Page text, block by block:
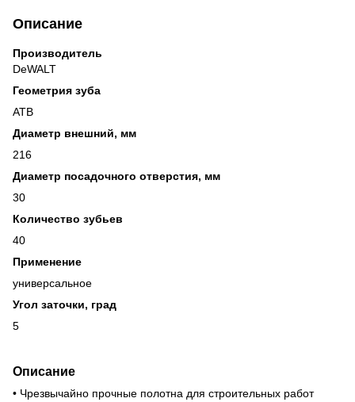
Описание
Производитель
DeWALT
Геометрия зуба
ATB
Диаметр внешний, мм
216
Диаметр посадочного отверстия, мм
30
Количество зубьев
40
Применение
универсальное
Угол заточки, град
5
Описание
• Чрезвычайно прочные полотна для строительных работ